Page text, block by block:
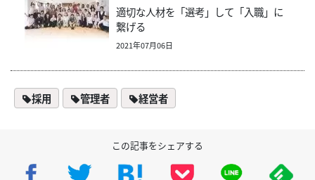
適切な人材を「選考」して「入職」に
繋げる
2021年07月06日
採用 管理者 経営者
この記事をシェアする